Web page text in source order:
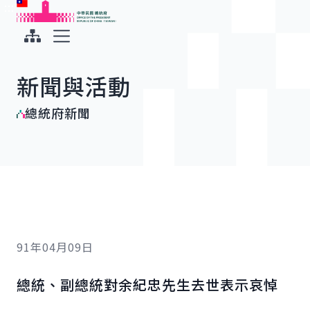
跳到主要內容
中華民國總統府
新聞與活動
總統府新聞
91年04月09日
總統、副總統對余紀忠先生去世表示哀悼